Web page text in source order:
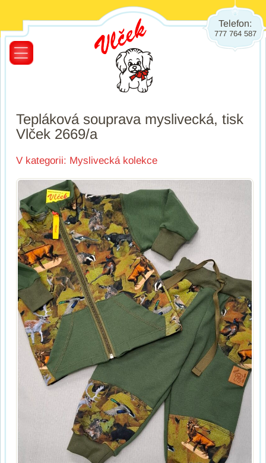
Telefon:
777 764 587
Tepláková souprava myslivecká, tisk
Vlček 2669/a
V kategorii: Myslivecká kolekce